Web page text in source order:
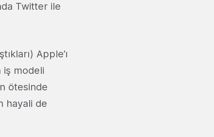
Twitter ile
Apple’ı
iş modeli
ötesinde
hayali de